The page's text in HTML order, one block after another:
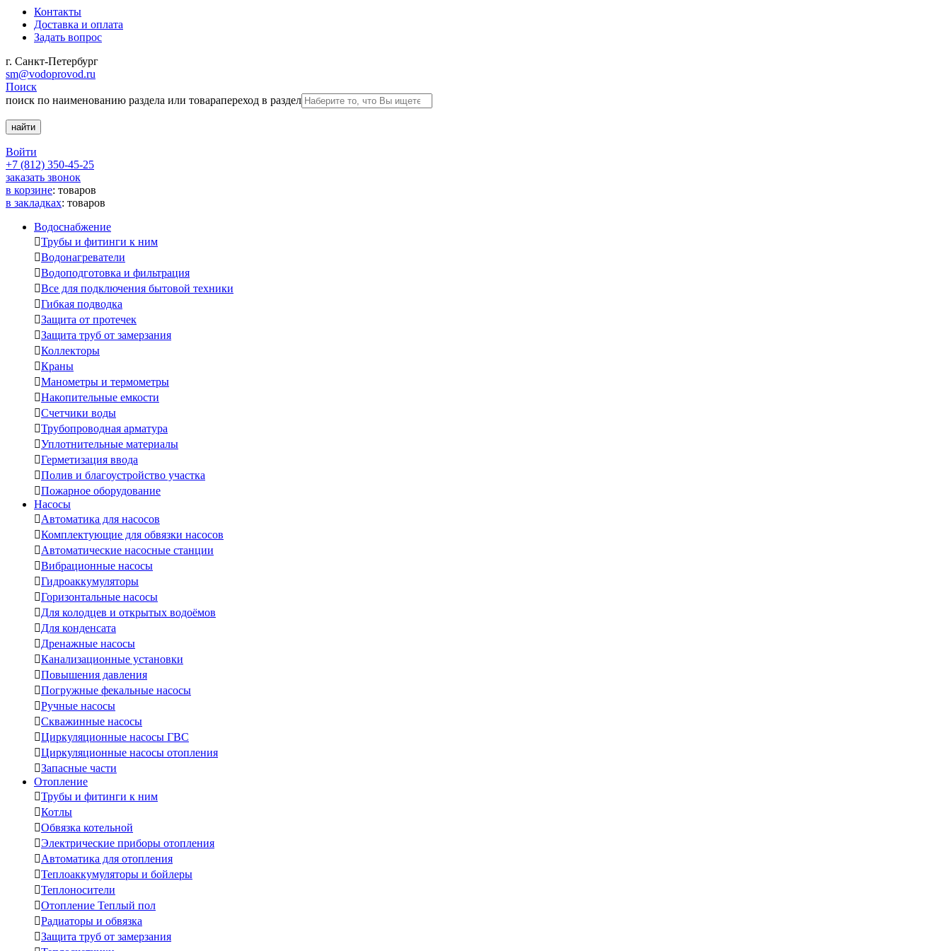
Контакты
Доставка и оплата
Задать вопрос
г. Санкт-Петербург
sm@vodoprovod.ru
Поиск
поиск по наименованию раздела или товарапереход в раздел
Войти
+7 (812) 350-45-25
заказать звонок
в корзине: товаров
в закладках: товаров
Водоснабжение
Трубы и фитинги к ним
Водонагреватели
Водоподготовка и фильтрация
Все для подключения бытовой техники
Гибкая подводка
Защита от протечек
Защита труб от замерзания
Коллекторы
Краны
Манометры и термометры
Накопительные емкости
Счетчики воды
Трубопроводная арматура
Уплотнительные материалы
Герметизация ввода
Полив и благоустройство участка
Пожарное оборудование
Насосы
Автоматика для насосов
Комплектующие для обвязки насосов
Автоматические насосные станции
Вибрационные насосы
Гидроаккумуляторы
Горизонтальные насосы
Для колодцев и открытых водоёмов
Для конденсата
Дренажные насосы
Канализационные установки
Повышения давления
Погружные фекальные насосы
Ручные насосы
Скважинные насосы
Циркуляционные насосы ГВС
Циркуляционные насосы отопления
Запасные части
Отопление
Трубы и фитинги к ним
Котлы
Обвязка котельной
Электрические приборы отопления
Автоматика для отопления
Теплоаккумуляторы и бойлеры
Теплоносители
Отопление Теплый пол
Радиаторы и обвязка
Защита труб от замерзания